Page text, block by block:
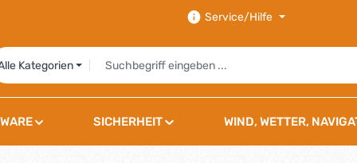
Service/Hilfe
Kategorien
SICHERHEIT WIND, WETTER,